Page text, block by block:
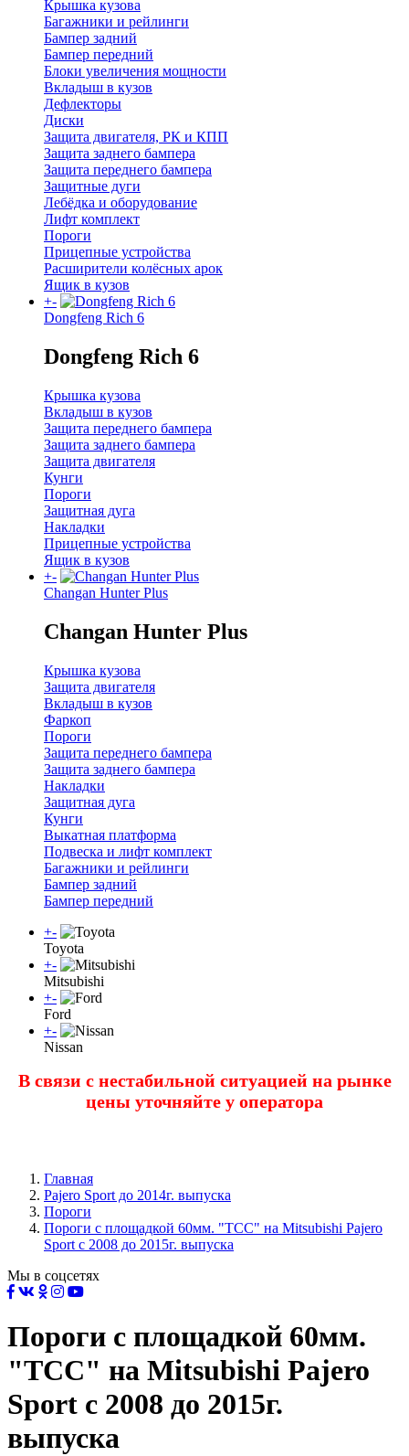
Крышка кузова
Багажники и рейлинги
Бампер задний
Бампер передний
Блоки увеличения мощности
Вкладыш в кузов
Дефлекторы
Диски
Защита двигателя, РК и КПП
Защита заднего бампера
Защита переднего бампера
Защитные дуги
Лебёдка и оборудование
Лифт комплект
Пороги
Прицепные устройства
Расширители колёсных арок
Ящик в кузов
+-
Dongfeng Rich 6
Dongfeng Rich 6
Крышка кузова
Вкладыш в кузов
Защита переднего бампера
Защита заднего бампера
Защита двигателя
Кунги
Пороги
Защитная дуга
Накладки
Прицепные устройства
Ящик в кузов
+-
Changan Hunter Plus
Changan Hunter Plus
Крышка кузова
Защита двигателя
Вкладыш в кузов
Фаркоп
Пороги
Защита переднего бампера
Защита заднего бампера
Накладки
Защитная дуга
Кунги
Выкатная платформа
Подвеска и лифт комплект
Багажники и рейлинги
Бампер задний
Бампер передний
+-
Toyota
+-
Mitsubishi
+-
Ford
+-
Nissan
В связи с нестабильной ситуацией на рынке
цены уточняйте у оператора
Главная
Pajero Sport до 2014г. выпуска
Пороги
Пороги с площадкой 60мм. "TCC" на Mitsubishi Pajero
Sport с 2008 до 2015г. выпуска
Мы в соцсетях
Пороги с площадкой 60мм.
"TCC" на Mitsubishi Pajero
Sport с 2008 до 2015г.
выпуска